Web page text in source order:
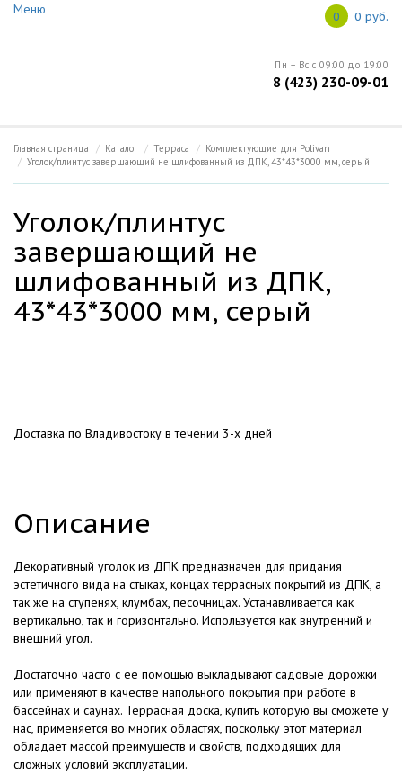
Меню 0 0 руб.
Пн – Вс с 09:00 до 19:00
8 (423) 230-09-01
Главная страница Каталог Терраса
Комплектующие для Polivan
Уголок/плинтус завершающий не шлифованный из ДПК, 43*43*3000 мм, серый
Уголок/плинтус
завершающий не
шлифованный из ДПК,
43*43*3000 мм, серый
Доставка по Владивостоку в течении 3-х дней
Описание
Декоративный уголок из ДПК предназначен для придания
эстетичного вида на стыках, концах террасных покрытий из ДПК, а
так же на ступенях, клумбах, песочницах. Устанавливается как
вертикально, так и горизонтально. Используется как внутренний и
внешний угол.
Достаточно часто с ее помощью выкладывают садовые дорожки
или применяют в качестве напольного покрытия при работе в
бассейнах и саунах. Террасная доска, купить которую вы сможете у
нас, применяется во многих областях, поскольку этот материал
обладает массой преимуществ и свойств, подходящих для
сложных условий эксплуатации.